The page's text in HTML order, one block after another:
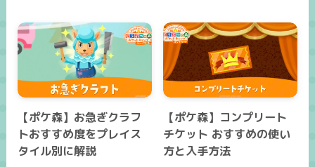
【ポケ森】お急ぎクラフ
トおすすめ度をプレイス
タイル別に解説
【ポケ森】コンプリート
チケット おすすめの使い
方と入手方法